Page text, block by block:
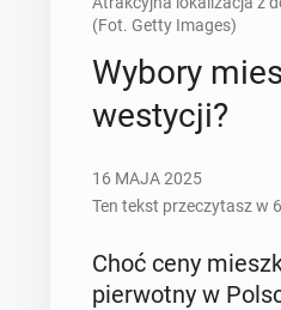
(Fot. Getty Images)
Wybory
we­sty­cji?
16 MAJA 2025
Ten tekst przeczytasz w
Choć ceny
pier­wot­ny w